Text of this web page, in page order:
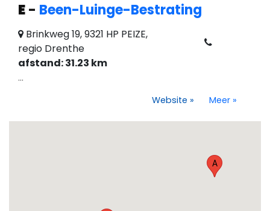
E- Been-Luinge-Bestrating
Brinkweg 19, 9321 HP PEIZE,
regio Drenthe
afstand: 31.23 km
...
Website » Meer »
A